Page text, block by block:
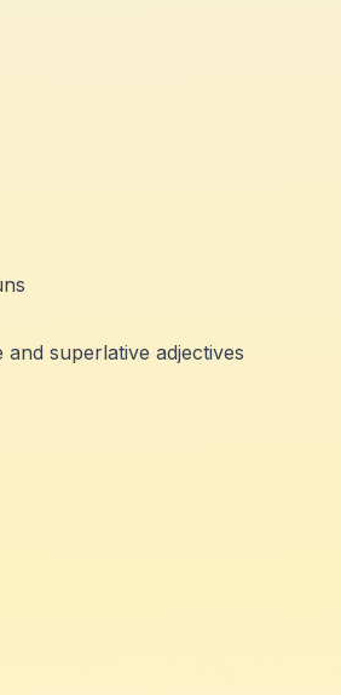
superlative adjectives